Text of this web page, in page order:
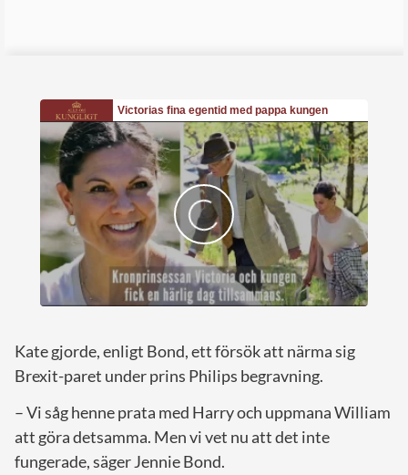
Kate gjorde, enligt Bond, ett försök att närma sig
Brexit-paret under prins Philips begravning.
– Vi såg henne prata med Harry och uppmana William
att göra detsamma. Men vi vet nu att det inte
fungerade, säger Jennie Bond.